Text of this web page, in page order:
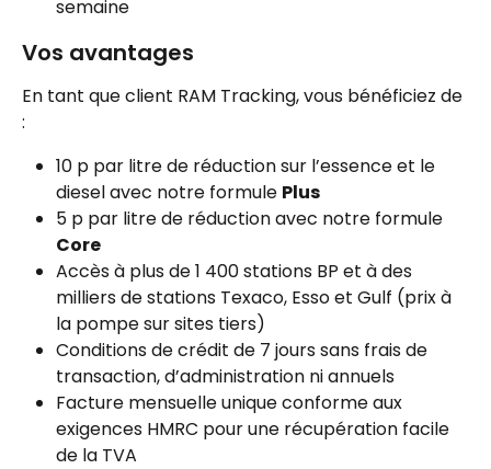
semaine
Vos avantages
En tant que client RAM Tracking, vous bénéficiez de
:
10 p par litre de réduction sur l’essence et le
diesel avec notre formule Plus
5 p par litre de réduction avec notre formule
Core
Accès à plus de 1 400 stations BP et à des
milliers de stations Texaco, Esso et Gulf (prix à
la pompe sur sites tiers)
Conditions de crédit de 7 jours sans frais de
transaction, d’administration ni annuels
Facture mensuelle unique conforme aux
exigences HMRC pour une récupération facile
de la TVA